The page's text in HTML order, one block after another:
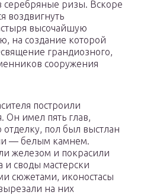
серебряные ризы. Вскоре
воздвигнуть
высочайшую
на создание которой
грандиозного,
сооружения
построили
Он имел пять глав,
пол был выстлан
— белым камнем.
железом и покрасили
и своды мастерски
сюжетами, иконостасы
на них